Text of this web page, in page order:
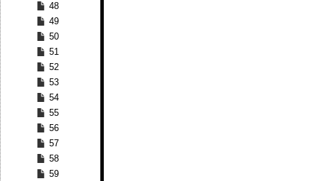
48
49
50
51
52
53
54
55
56
57
58
59